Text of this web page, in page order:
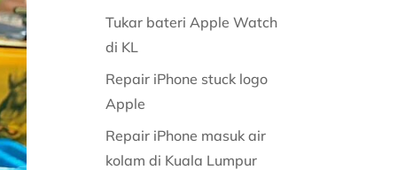
Tukar bateri Apple Watch
di KL
Repair iPhone stuck logo
Apple
Repair iPhone masuk air
kolam di Kuala Lumpur